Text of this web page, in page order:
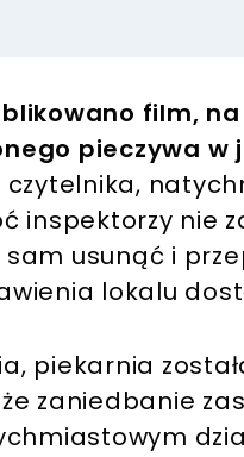
film,
pieczywa w
inspektorzy nie
sam usunąć i
lokalu
piekarnia
zaniedbanie